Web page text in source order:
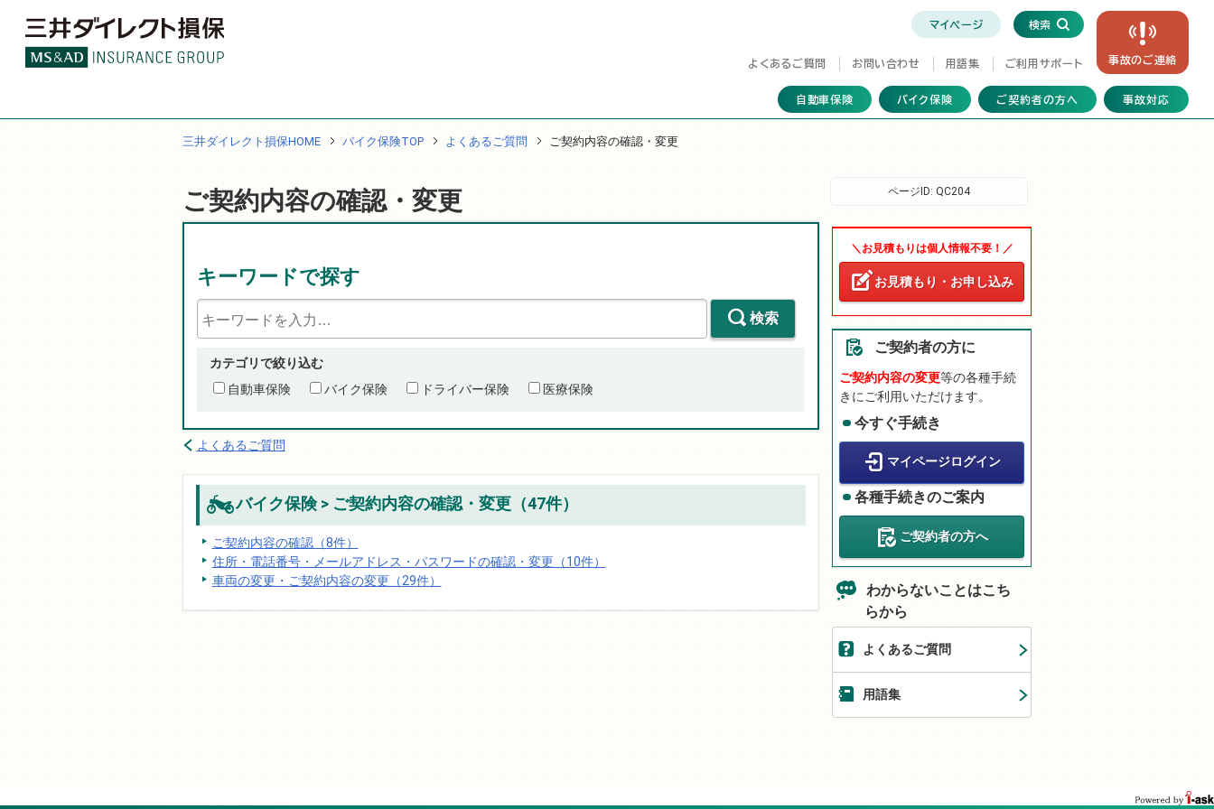
マイページ 検索
事故のご連絡
よくあるご質問 お問い合わせ 用語集 ご利用サポート
自動車保険 バイク保険 ご契約者の方へ 事故対応
三井ダイレクト損保HOME バイク保険TOP よくあるご質問 ご契約内容の確認・変更
ご契約内容の確認・変更
キーワードで探す
検索
カテゴリで絞り込む
自動車保険
バイク保険 ドライバー保険 医療保険
よくあるご質問
バイク保険 > ご契約内容の確認・変更（47件）
ご契約内容の確認（8件）
住所・電話番号・メールアドレス・パスワードの確認・変更（10件）
車両の変更・ご契約内容の変更（29件）
＼お見積もりは個人情報不要！／
お見積もり・お申し込み
ご契約者の方に
ご契約内容の変更等の各種手続
きにご利用いただけます。
今すぐ手続き
マイページログイン
各種手続きのご案内
ご契約者の方へ
わからないことはこち
らから
よくあるご質問
用語集
ページID: QC204